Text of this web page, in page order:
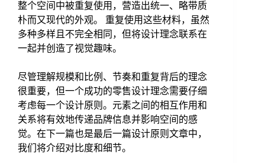
整个空间中被重复使用，营造出统一、略带质
朴而又现代的外观。 重复使用这些材料，虽然
多种多样且不完全相同，但将设计理念联系在
一起并创造了视觉趣味。
尽管理解规模和比例、节奏和重复背后的理念
很重要，但一个成功的零售设计理念需要仔细
考虑每一个设计原则。元素之间的相互作用和
关系将有效地传递品牌信息并影响空间的感
觉。在下一篇也是最后一篇设计原则文章中，
我们将介绍对比度和细节。